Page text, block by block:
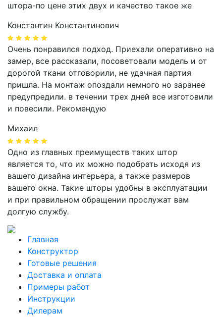
штора-по цене этих двух и качество такое же
Константин Константинович
Очень понравился подход. Приехали оперативно на
замер, все рассказали, посоветовали модель и от
дорогой ткани отговорили, не удачная партия
пришла. На монтаж опоздали немного но заранее
предупредили. в течении трех дней все изготовили
и повесили. Рекомендую
Михаил
Одно из главных преимуществ таких штор
является то, что их можно подобрать исходя из
вашего дизайна интерьера, а также размеров
вашего окна. Такие шторы удобны в эксплуатации
и при правильном обращении прослужат вам
долгую службу.
Главная
Конструктор
Готовые решения
Доставка и оплата
Примеры работ
Инструкции
Дилерам